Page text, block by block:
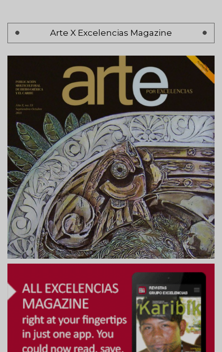
Arte X Excelencias Magazine
Pagination
page
Siguiente >